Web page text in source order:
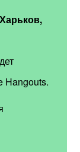
Харьков,
Hangouts.